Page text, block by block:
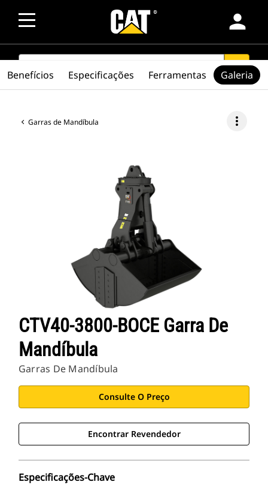
person
SEARCH search
Garras de Mandíbula more_vert
CTV40-3800-BOCE Garra De
Mandíbula
Garras De Mandíbula
Consulte O Preço
Encontrar Revendedor
Especificações-Chave
Benefícios Especificações Ferramentas Galeria